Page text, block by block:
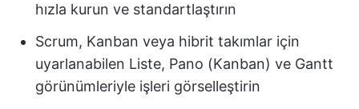
hızla kurun ve standartlaştırın
Scrum, Kanban veya hibrit takımlar için
uyarlanabilen Liste, Pano (Kanban) ve Gantt
görünümleriyle işleri görselleştirin